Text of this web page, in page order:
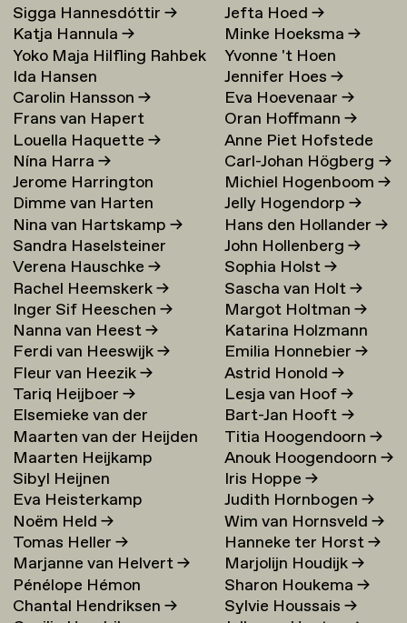
Sigga Hannesdóttir→
Katja Hannula→
Yoko Maja Hilfling Rahbek
Hansen→
Ida Hansen
Carolin Hansson→
Frans van Hapert
Louella Haquette→
Nína Harra→
Jerome Harrington
Dimme van Harten
Nina van Hartskamp→
Sandra Haselsteiner
Verena Hauschke→
Rachel Heemskerk→
Inger Sif Heeschen→
Nanna van Heest→
Ferdi van Heeswijk→
Fleur van Heezik→
Tariq Heijboer→
Elsemieke van der
Heijden→
Maarten van der Heijden
→
Maarten Heijkamp
Sibyl Heijnen
Eva Heisterkamp
Noëm Held→
Tomas Heller→
Marjanne van Helvert→
Pénélope Hémon
Chantal Hendriksen→
Jefta Hoed→
Minke Hoeksma→
Yvonne 't Hoen
Jennifer Hoes→
Eva Hoevenaar→
Oran Hoffmann→
Anne Piet Hofstede
Carl-Johan Högberg→
Michiel Hogenboom→
Jelly Hogendorp→
Hans den Hollander→
John Hollenberg→
Sophia Holst→
Sascha van Holt→
Margot Holtman→
Katarina Holzmann
Ekholm→
Emilia Honnebier→
Astrid Honold→
Lesja van Hoof→
Bart-Jan Hooft→
Titia Hoogendoorn→
Anouk Hoogendoorn→
Iris Hoppe→
Judith Hornbogen→
Wim van Hornsveld→
Hanneke ter Horst→
Marjolijn Houdijk→
Sharon Houkema→
Sylvie Houssais→